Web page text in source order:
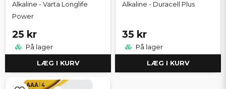
Alkaline - Varta Longlife
Power
25 kr
På lager
LÆG I KURV
Alkaline - Duracell Plus
35 kr
På lager
LÆG I KURV